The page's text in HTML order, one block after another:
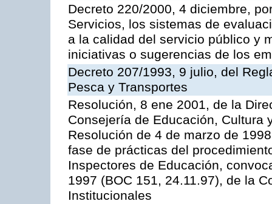
Decreto 220/2000, 4 diciembre,
Servicios, los sistemas de
a la calidad del servicio público y
iniciativas o sugerencias de los
Decreto 207/1993, 9 julio, del
Pesca y Transportes
Resolución, 8 ene 2001, de la
Consejería de Educación, Cultura
Resolución de 4 de marzo de
fase de prácticas del
Inspectores de Educación,
1997 (BOC 151, 24.11.97), de la
Institucionales